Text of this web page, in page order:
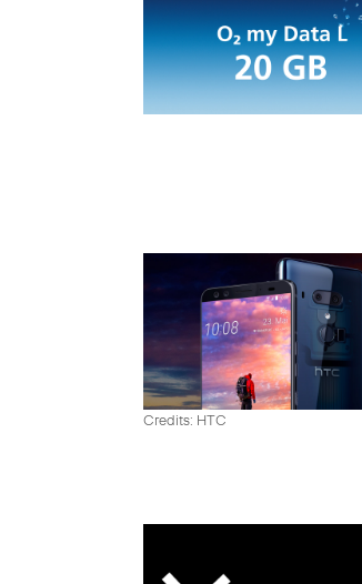
Credits: HTC